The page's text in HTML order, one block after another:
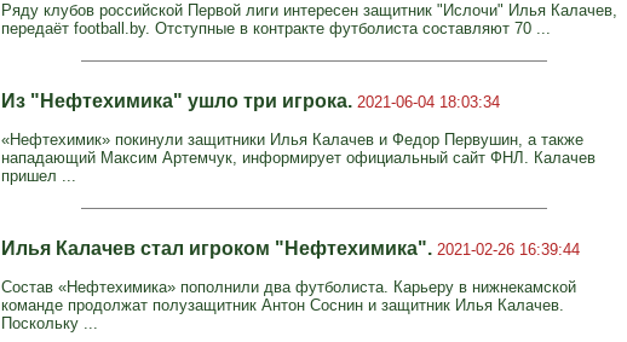
Ряду клубов российской Первой лиги интересен защитник "Ислочи" Илья Калачев,
передаёт football.by. Отступные в контракте футболиста составляют 70 ...
Из "Нефтехимика" ушло три игрока. 2021-06-04 18:03:34
«Нефтехимик» покинули защитники Илья Калачев и Федор Первушин, а также
нападающий Максим Артемчук, информирует официальный сайт ФНЛ. Калачев
пришел ...
Илья Калачев стал игроком "Нефтехимика". 2021-02-26 16:39:44
Состав «Нефтехимика» пополнили два футболиста. Карьеру в нижнекамской
команде продолжат полузащитник Антон Соснин и защитник Илья Калачев.
Поскольку ...